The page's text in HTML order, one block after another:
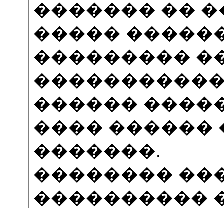
������� ��
�����
���������
������
���� ������
�������.
��������
����������